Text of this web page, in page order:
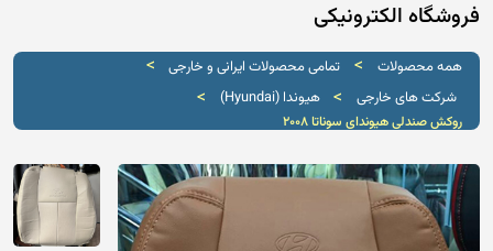
فروشگاه الکترونیکی
همه محصولات > تمامی محصولات ایرانی و خارجی >
شرکت های خارجی > هیوندا (Hyundai) >
روکش صندلی هیوندای سوناتا 2008